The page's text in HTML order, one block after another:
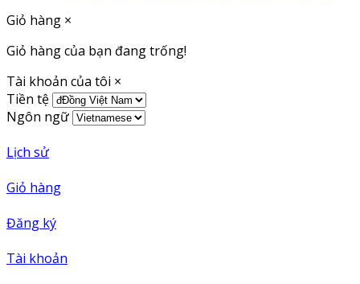
Giỏ hàng ×
Giỏ hàng của bạn đang trống!
Tài khoản của tôi ×
Tiền tệ
Ngôn ngữ
Lịch sử
Giỏ hàng
Đăng ký
Tài khoản